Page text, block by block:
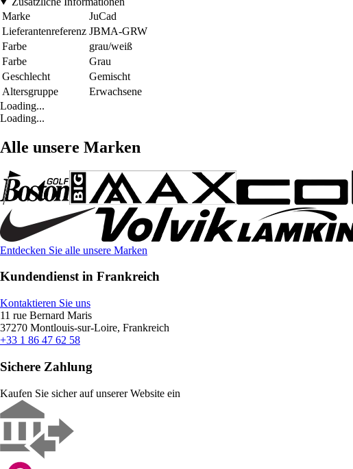
Marke
JuCad
Lieferantenreferenz JBMA-GRW
Farbe
grau/weiß
Farbe
Grau
Geschlecht
Gemischt
Altersgruppe
Erwachsene
Loading...
Loading...
Alle unsere Marken
Entdecken Sie alle unsere Marken
Kundendienst in Frankreich
Kontaktieren Sie uns
11 rue Bernard Maris
37270 Montlouis-sur-Loire, Frankreich
+33 1 86 47 62 58
Sichere Zahlung
Kaufen Sie sicher auf unserer Website ein